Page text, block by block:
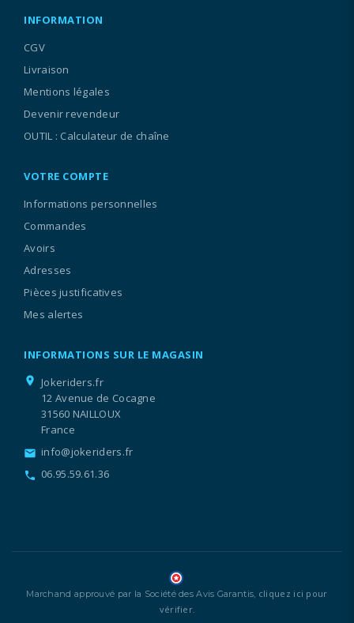
INFORMATION
CGV
Livraison
Mentions légales
Devenir revendeur
OUTIL : Calculateur de chaîne
VOTRE COMPTE
Informations personnelles
Commandes
Avoirs
Adresses
Pièces justificatives
Mes alertes
INFORMATIONS SUR LE MAGASIN
location_on
Jokeriders.fr
12 Avenue de Cocagne
31560 NAILLOUX
France
email info@jokeriders.fr
call 06.95.59.61.36
Marchand approuvé par la Société des Avis Garantis, cliquez ici pour
vérifier.